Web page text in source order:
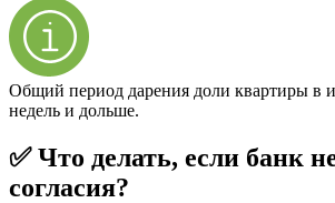
Общий период дарения доли квартиры в
недель и дольше.
✅ Что делать, если банк
согласия?